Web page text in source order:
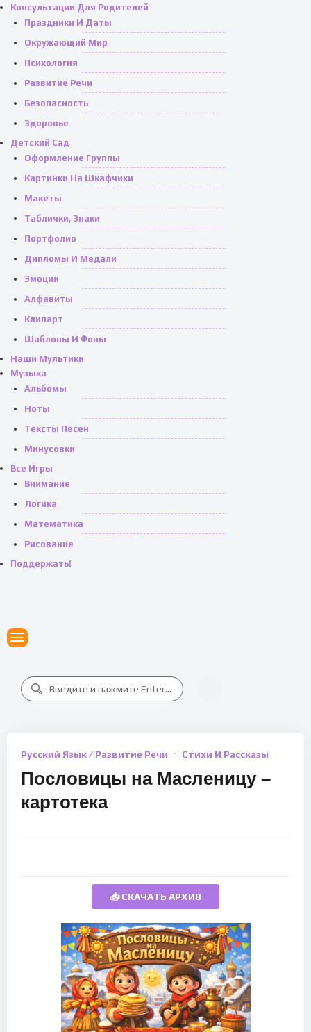
Консультации Для Родителей
Праздники И Даты
Окружающий Мир
Психология
Развитие Речи
Безопасность
Здоровье
Детский Сад
Оформление Группы
Картинки На Шкафчики
Макеты
Таблички, Знаки
Портфолио
Дипломы И Медали
Эмоции
Алфавиты
Клипарт
Шаблоны И Фоны
Наши Мультики
Музыка
Альбомы
Ноты
Тексты Песен
Минусовки
Все Игры
Внимание
Логика
Математика
Рисование
Поддержать!
Русский Язык / Развитие Речи Стихи И Рассказы
Пословицы на Масленицу –
картотека
📥 СКАЧАТЬ АРХИВ